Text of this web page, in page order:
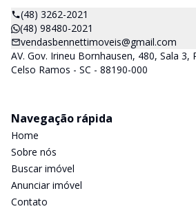
(48) 3262-2021
(48) 98480-2021
vendasbennettimoveis@gmail.com
AV. Gov. Irineu Bornhausen, 480, Sala 3,
Celso Ramos - SC - 88190-000
Navegação rápida
Home
Sobre nós
Buscar imóvel
Anunciar imóvel
Contato